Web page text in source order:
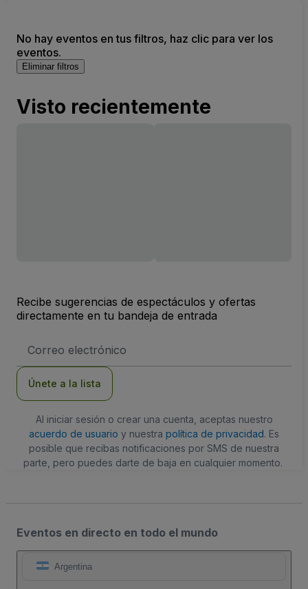
No hay eventos en tus filtros, haz clic para ver los
eventos.
Eliminar filtros
Visto recientemente
Recibe sugerencias de espectáculos y ofertas
directamente en tu bandeja de entrada
de
Únete a la lista
Al iniciar sesión o crear una cuenta, aceptas nuestro
acuerdo de usuario y nuestra política de privacidad. Es
posible que recibas notificaciones por SMS de nuestra
parte, pero puedes darte de baja en cualquier momento.
Eventos en directo en todo el mundo
Argentina